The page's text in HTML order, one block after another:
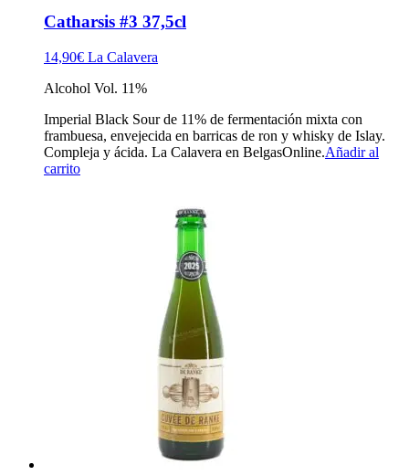
Catharsis #3 37,5cl
14,90€ La Calavera
Alcohol Vol. 11%
Imperial Black Sour de 11% de fermentación mixta con
frambuesa, envejecida en barricas de ron y whisky de Islay.
Compleja y ácida. La Calavera en BelgasOnline.Añadir al
carrito